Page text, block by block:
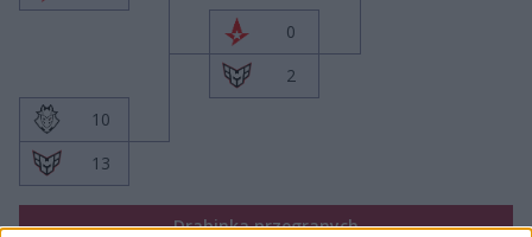
0
2
10
13
Drabinka przegranych